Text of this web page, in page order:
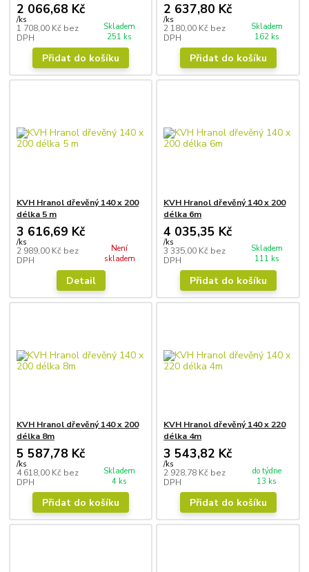
2 066,68 Kč
/ks
1 708,00 Kč bez
DPH
Skladem
251 ks
Přidat do košíku
2 637,80 Kč
/ks
2 180,00 Kč bez
DPH
Skladem
162 ks
Přidat do košíku
KVH Hranol dřevěný 140 x 200
délka 5 m
3 616,69 Kč
/ks
2 989,00 Kč bez
DPH
Není
skladem
Detail
KVH Hranol dřevěný 140 x 200
délka 6m
4 035,35 Kč
/ks
3 335,00 Kč bez
DPH
Skladem
111 ks
Přidat do košíku
KVH Hranol dřevěný 140 x 200
délka 8m
5 587,78 Kč
/ks
4 618,00 Kč bez
DPH
Skladem
4 ks
Přidat do košíku
KVH Hranol dřevěný 140 x 220
délka 4m
3 543,82 Kč
/ks
2 928,78 Kč bez
DPH
do týdne
13 ks
Přidat do košíku